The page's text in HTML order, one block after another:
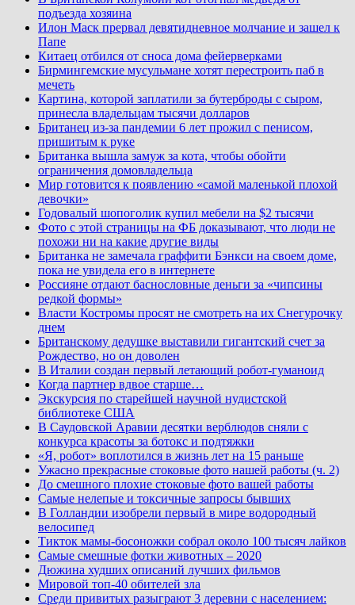
подъезда хозяина
Илон Маск прервал девятидневное молчание и зашел к
Папе
Китаец отбился от сноса дома фейерверками
Бирмингемские мусульмане хотят перестроить паб в
мечеть
Картина, которой заплатили за бутерброды с сыром,
принесла владельцам тысячи долларов
Британец из-за пандемии 6 лет прожил с пенисом,
пришитым к руке
Британка вышла замуж за кота, чтобы обойти
ограничения домовладельца
Мир готовится к появлению «самой маленькой плохой
девочки»
Годовалый шопоголик купил мебели на $2 тысячи
Фото с этой страницы на ФБ доказывают, что люди не
похожи ни на какие другие виды
Британка не замечала граффити Бэнкси на своем доме,
пока не увидела его в интернете
Россияне отдают баснословные деньги за «чипсины
редкой формы»
Власти Костромы просят не смотреть на их Снегурочку
днем
Британскому дедушке выставили гигантский счет за
Рождество, но он доволен
В Италии создан первый летающий робот-гуманоид
Когда партнер вдвое старше…
Экскурсия по старейшей научной нудистской
библиотеке США
В Саудовской Аравии десятки верблюдов сняли с
конкурса красоты за ботокс и подтяжки
«Я, робот» воплотился в жизнь лет на 15 раньше
Ужасно прекрасные стоковые фото нашей работы (ч. 2)
До смешного плохие стоковые фото вашей работы
Самые нелепые и токсичные запросы бывших
В Голландии изобрели первый в мире водородный
велосипед
Тикток мамы-босоножки собрал около 100 тысяч лайков
Самые смешные фотки животных – 2020
Дюжина худших описаний лучших фильмов
Мировой топ-40 обителей зла
Среди привитых разыграют 3 деревни с населением: